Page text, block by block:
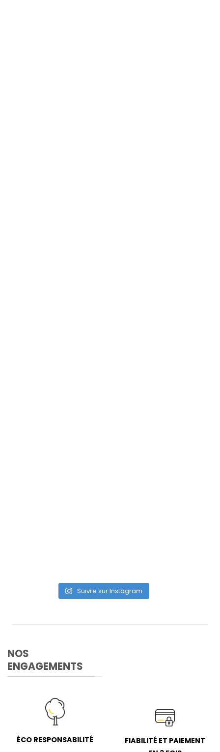
Suivre sur Instagram
NOS
ENGAGEMENTS
ÉCO RESPONSABILITÉ
FIABILITÉ ET PAIEMENT